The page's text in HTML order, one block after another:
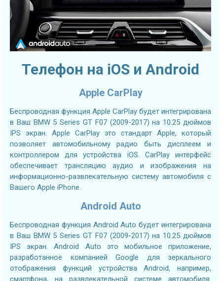
Телефон на iOS и Android
Apple CarPlay
Беспроводная функция Apple CarPlay будет интегрирована
в Ваш BMW 5 Series GT F07 (2009-2017) на 10.25 дюймов
IPS экран. Apple CarPlay это стандарт Apple, который
позволяет автомобильному радио быть дисплеем и
контроллером для устройства iOS. CarPlay интерфейс
обеспечивает трансляцию аудио и изображения на
информационно-развлекательную систему автомобиля с
Вашего Apple iPhone.
Android Auto
Беспроводная функция Android Auto будет интегрирована
в Ваш BMW 5 Series GT F07 (2009-2017) на 10.25 дюймов
IPS экран. Android Auto это мобильное приложение,
разработанное компанией Google для зеркального
отображения функций устройства Android, например,
смартфона, на развлекательной системе автомобиля.